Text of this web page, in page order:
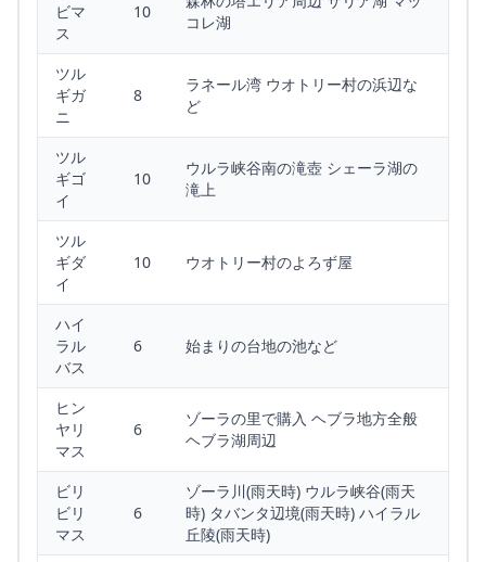
ビマ
ス
10
コレ湖
ツル
ギガ
ニ
8
ラネール湾 ウオトリー村の浜辺な
ど
ツル
ギゴ
イ
10
ウルラ峡谷南の滝壺 シェーラ湖の
滝上
ツル
ギダ
イ
10 ウオトリー村のよろず屋
ハイ
ラル
バス
6 始まりの台地の池など
ヒン
ヤリ
マス
6
ゾーラの里で購入 ヘブラ地方全般
ヘブラ湖周辺
ビリ
ビリ
マス
6
ゾーラ川(雨天時) ウルラ峡谷(雨天
時) タバンタ辺境(雨天時) ハイラル
丘陵(雨天時)